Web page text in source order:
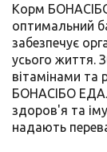
Корм
оптимальний
забезпечує
усього життя.
вітамінами та
БОНАСІБО
здоров'я та
надають